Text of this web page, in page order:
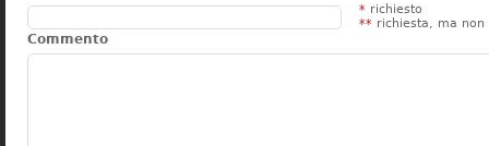
* richiesto
** richiesta, ma non
Commento